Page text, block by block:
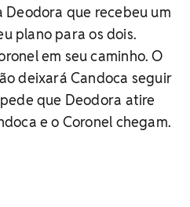
Deodora que recebeu um
plano para os dois.
em seu caminho. O
deixará Candoca seguir
que Deodora atire
e o Coronel chegam.